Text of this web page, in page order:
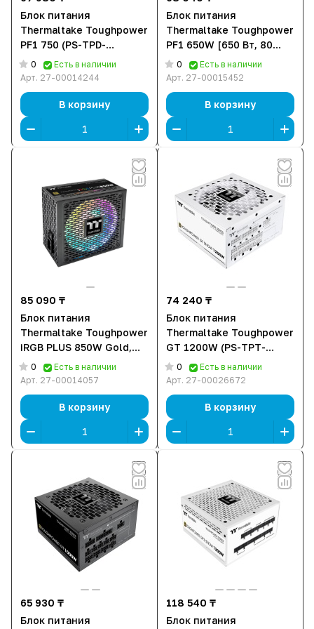
Блок питания
Thermaltake Toughpower
PF1 750 (PS-TPD-
0750FNFAPE-1) [750 Вт,
80 PLUS Platinum, 9x
4+4 pin CPU]
0
Есть в наличии
Арт. 27-00014244
В корзину
Блок питания
Thermaltake Toughpower
PF1 650W [650 Вт, 80
PLUS Platinum, 9x SATA,
4x 6+2 pin PCIe, 2x 4+4
0
Есть в наличии
Арт. 27-00015452
В корзину
85 090 ₸
Блок питания
Thermaltake Toughpower
iRGB PLUS 850W Gold,
PS-TPI-0850F3FDGE-1
[850 Вт, 80 PLUS Gold,
PCIe, 2x 4+4 pin CPU]
0
Есть в наличии
Арт. 27-00014057
В корзину
74 240 ₸
Блок питания
Thermaltake Toughpower
GT 1200W (PS-TPT-
1200FNFAGE-W) [1200
Вт, 80 PLUS Gold, 6x
(12VHPWR), 5 x 6+2 pin
PCIe, 2x 4+4 pin CPU,
ATX]
0
Есть в наличии
Арт. 27-00026672
В корзину
65 930 ₸
Блок питания
118 540 ₸
Блок питания